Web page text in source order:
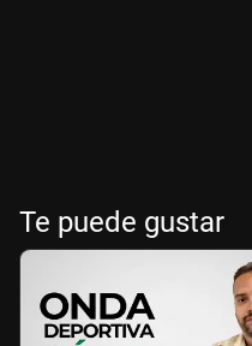
Te puede gustar